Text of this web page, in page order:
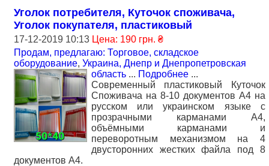
Уголок потребителя, Куточок споживача,
Уголок покупателя, пластиковый
17-12-2019 10:13 Цена: 190 грн. ₴
Продам, предлагаю: Торговое, складское
оборудование, Украина, Днепр и Днепропетровская
область ... Подробнее ...
Современный пластиковый Куточок
Споживача на 8-10 документов А4 на
русском или украинском языке с
прозрачными карманами А4,
объёмными карманами и
переворотным механизмом на 4
двусторонних жестких файла под 8
документов А4.